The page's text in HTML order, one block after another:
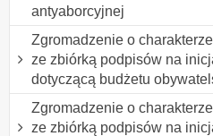
antyaborcyjnej
Zgromadzenie o
ze zbiórką podpisów na
dotyczącą budżetu
Zgromadzenie o
ze zbiórką podpisów na